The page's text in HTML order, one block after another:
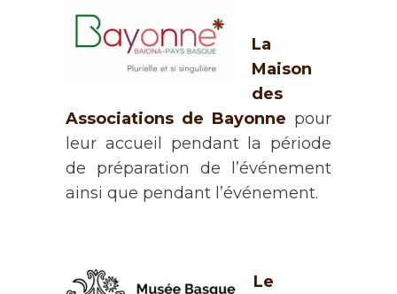
La
Maison
des
Associations de Bayonne pour
leur accueil pendant la période
de préparation de l’événement
ainsi que pendant l’événement.
Le